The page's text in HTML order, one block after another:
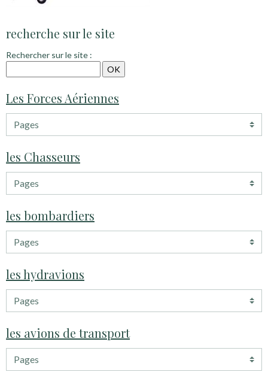
recherche sur le site
Rechercher sur le site :
Les Forces Aériennes
les Chasseurs
les bombardiers
les hydravions
les avions de transport